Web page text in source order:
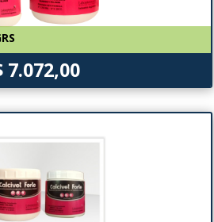
7.072,00